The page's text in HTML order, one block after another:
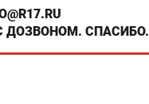
ДОЗВОНОМ. СПАСИБО.